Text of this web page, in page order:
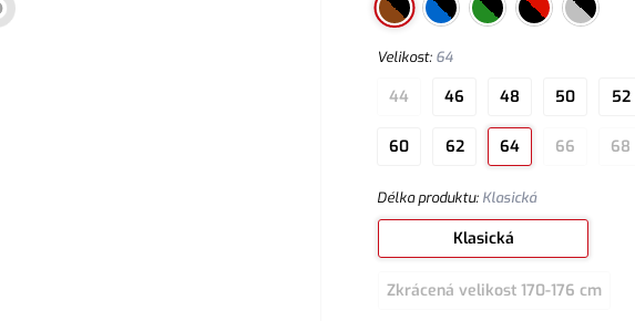
Velikost: 64
44 46 48 50 52
60 62 64 66 68
Délka produktu: Klasická
Klasická
Zkrácená velikost 170-176 cm